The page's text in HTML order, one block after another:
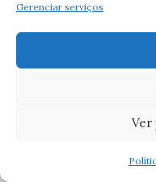
Gerenciar serviços
Ver
Terço da Misericórdia
(11)